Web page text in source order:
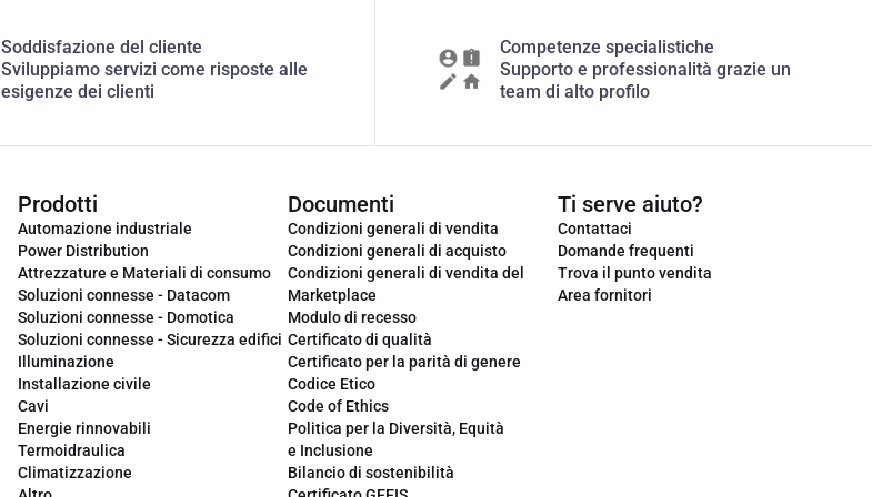
Soddisfazione del cliente
Sviluppiamo servizi come risposte alle
esigenze dei clienti
Competenze specialistiche
Supporto e professionalità grazie un
team di alto profilo
Prodotti
Automazione industriale
Power Distribution
Attrezzature e Materiali di consumo
Soluzioni connesse - Datacom
Soluzioni connesse - Domotica
Soluzioni connesse - Sicurezza edifici
Illuminazione
Installazione civile
Cavi
Energie rinnovabili
Termoidraulica
Climatizzazione
Documenti
Condizioni generali di vendita
Condizioni generali di acquisto
Condizioni generali di vendita del
Marketplace
Modulo di recesso
Certificato di qualità
Certificato per la parità di genere
Codice Etico
Code of Ethics
Politica per la Diversità, Equità
e Inclusione
Bilancio di sostenibilità
Ti serve aiuto?
Contattaci
Domande frequenti
Trova il punto vendita
Area fornitori